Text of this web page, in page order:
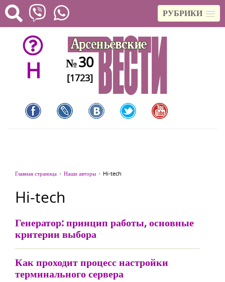
РУБРИКИ
H №30
[1723]
Главная страница Наши авторы Hi-tech
Hi-tech
Генератор: принцип работы, основные
критерии выбора
Как проходит процесс настройки
терминального сервера